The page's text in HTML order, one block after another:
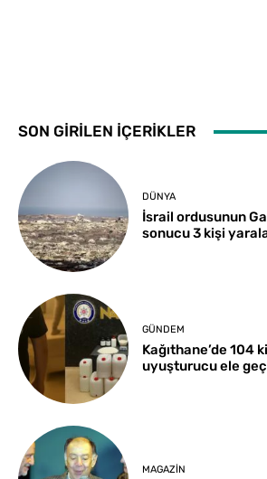
SON GİRİLEN İÇERİKLER
DÜNYA
İsrail ordusunun
sonucu 3 kişi
GÜNDEM
Kağıthane’de 104
uyuşturucu ele
MAGAZIN